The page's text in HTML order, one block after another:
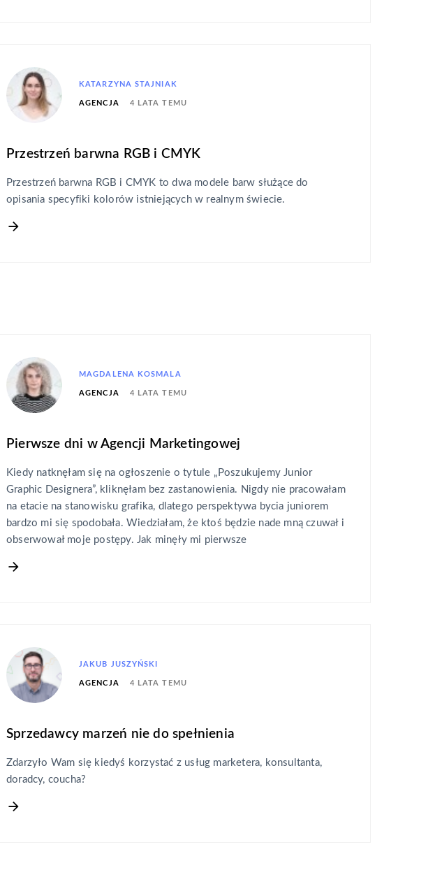
KATARZYNA STAJNIAK
AGENCJA 4 LATA TEMU
Przestrzeń barwna RGB i CMYK
Przestrzeń barwna RGB i CMYK to dwa modele barw służące do
opisania specyfiki kolorów istniejących w realnym świecie.
MAGDALENA KOSMALA
AGENCJA 4 LATA TEMU
Pierwsze dni w Agencji Marketingowej
Kiedy natknęłam się na ogłoszenie o tytule „Poszukujemy Junior
Graphic Designera”, kliknęłam bez zastanowienia. Nigdy nie pracowałam
na etacie na stanowisku grafika, dlatego perspektywa bycia juniorem
bardzo mi się spodobała. Wiedziałam, że ktoś będzie nade mną czuwał i
obserwował moje postępy. Jak minęły mi pierwsze
JAKUB JUSZYŃSKI
AGENCJA 4 LATA TEMU
Sprzedawcy marzeń nie do spełnienia
Zdarzyło Wam się kiedyś korzystać z usług marketera, konsultanta,
doradcy, coucha?